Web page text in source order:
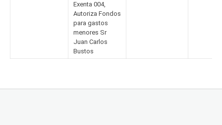
Exenta 004,
Autoriza Fondos
para gastos
menores Sr
Juan Carlos
Bustos